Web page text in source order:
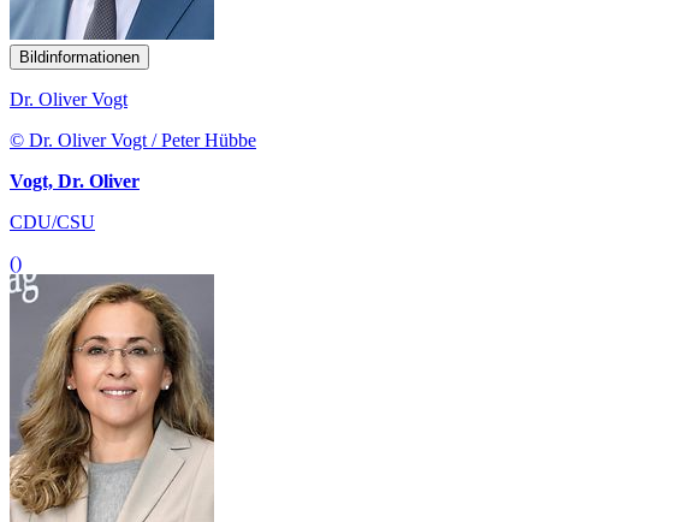
Bildinformationen
Dr. Oliver Vogt
© Dr. Oliver Vogt / Peter Hübbe
Vogt, Dr. Oliver
CDU/CSU
()